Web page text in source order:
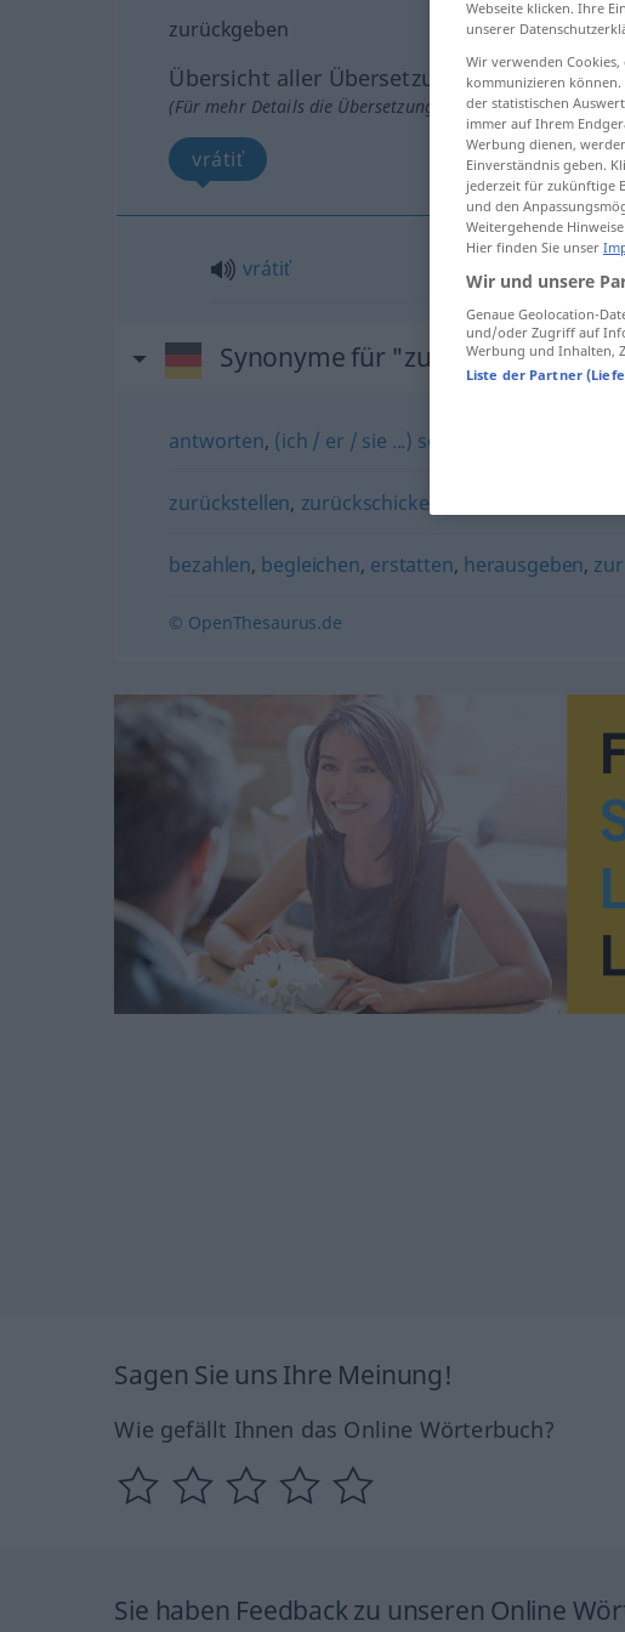
zurückgeben
Übersicht aller Übersetzungen
(Für mehr Details die Übersetzung anklicken/antippen)
vrátiť
vrátiť
Synonyme für "zurückgeben"
antworten, (ich / er / sie ...) so (ugs.)
zurückstellen, zurückschicken
bezahlen, begleichen, erstatten, herausgeben,
© OpenThesaurus.de
Sagen Sie uns Ihre Meinung!
Wie gefällt Ihnen das Online Wörterbuch?
Sie haben Feedback zu unseren Online
Webseite klicken. Ihre
unserer
Wir verwenden
kommunizieren
der statistischen
immer auf Ihrem
Werbung dienen,
Einverständnis geben.
jederzeit für zukünftige
und den
Weitergehende
Hier finden Sie unser
Wir und unsere
Genaue Geolocation-
und/oder Zugriff auf
Werbung und Inhalten,
Liste der Partner